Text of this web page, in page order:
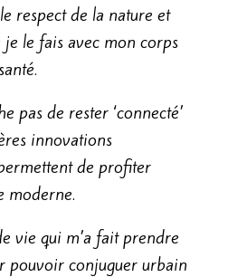
respect de la nature et
je le fais avec mon corps
pas de rester ‘connecté’
innovations
de profiter
moderne.
vie qui m’a fait prendre
pouvoir conjuguer urbain